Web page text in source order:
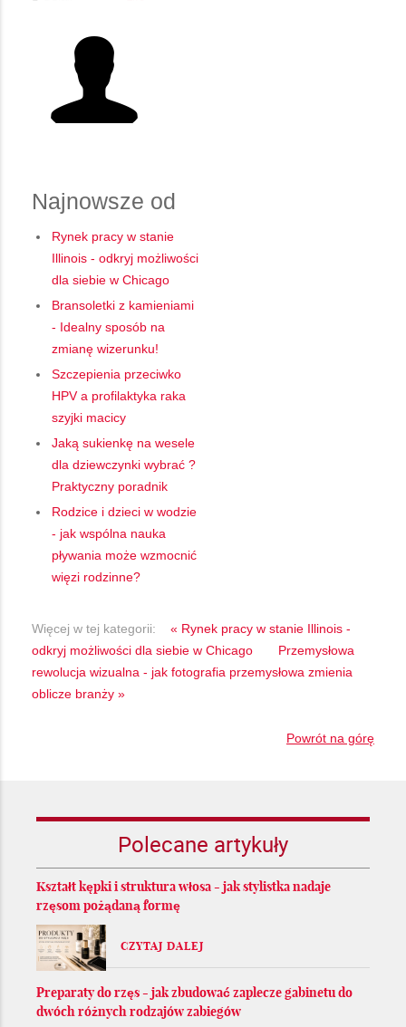
Najnowsze od
Rynek pracy w stanie
Illinois - odkryj możliwości
dla siebie w Chicago
Bransoletki z kamieniami
- Idealny sposób na
zmianę wizerunku!
Szczepienia przeciwko
HPV a profilaktyka raka
szyjki macicy
Jaką sukienkę na wesele
dla dziewczynki wybrać ?
Praktyczny poradnik
Rodzice i dzieci w wodzie
- jak wspólna nauka
pływania może wzmocnić
więzi rodzinne?
Więcej w tej kategorii:
« Rynek pracy w stanie Illinois -
odkryj możliwości dla siebie w Chicago
Przemysłowa
rewolucja wizualna - jak fotografia przemysłowa zmienia
oblicze branży »
Powrót na górę
Polecane artykuły
Kształt kępki i struktura włosa - jak stylistka nadaje
rzęsom pożądaną formę
CZYTAJ DALEJ
Preparaty do rzęs - jak zbudować zaplecze gabinetu do
dwóch różnych rodzajów zabiegów